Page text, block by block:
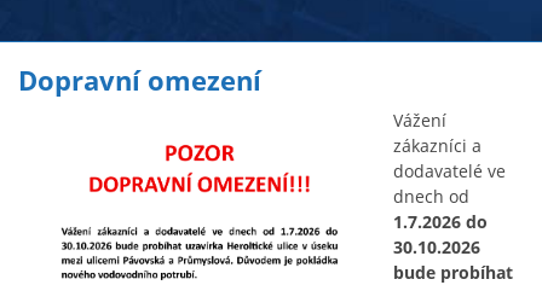
Dopravní omezení
Vážení
zákazníci a
dodavatelé ve
dnech od
1.7.2026 do
30.10.2026
bude probíhat